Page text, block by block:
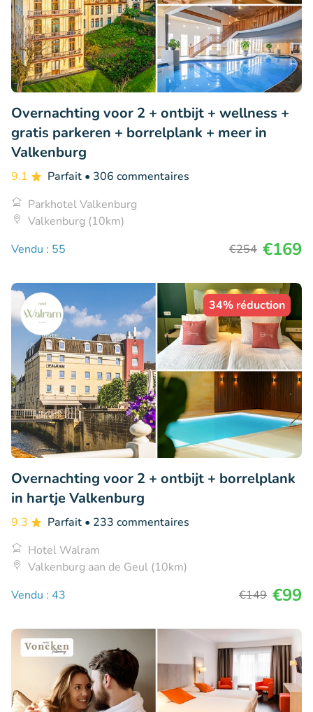
Overnachting voor 2 + ontbijt + wellness +
gratis parkeren + borrelplank + meer in
Valkenburg
9.1 Parfait • 306 commentaires
Parkhotel Valkenburg
Valkenburg (10km)
Vendu : 55
€254 €169
34% réduction
Overnachting voor 2 + ontbijt + borrelplank
in hartje Valkenburg
9.3 Parfait • 233 commentaires
Hotel Walram
Valkenburg aan de Geul (10km)
Vendu : 43
€149 €99